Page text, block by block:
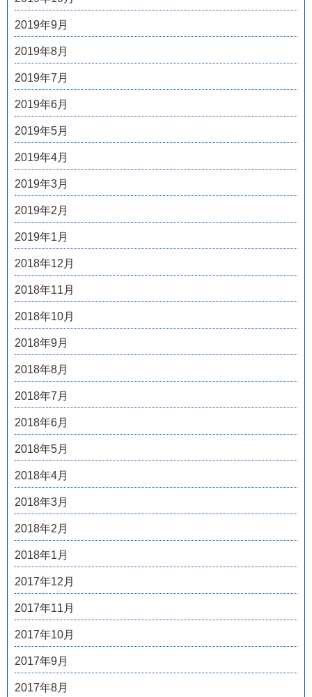
2019年9月
2019年8月
2019年7月
2019年6月
2019年5月
2019年4月
2019年3月
2019年2月
2019年1月
2018年12月
2018年11月
2018年10月
2018年9月
2018年8月
2018年7月
2018年6月
2018年5月
2018年4月
2018年3月
2018年2月
2018年1月
2017年12月
2017年11月
2017年10月
2017年9月
2017年8月